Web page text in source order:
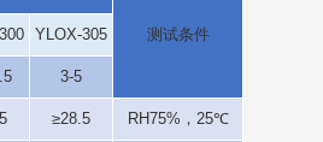
测试条件
YLOX-305
3-5
≥28.5 RH75%，25℃